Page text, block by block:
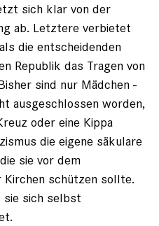
sich klar von der
ab. Letztere verbietet
die entscheidenden
Republik das Tragen von
sind nur Mädchen
ausge­schlossen worden,
oder eine Kippa
die eigene säkulare
sie vor dem
Kirchen schützen sollte.
sie sich selbst